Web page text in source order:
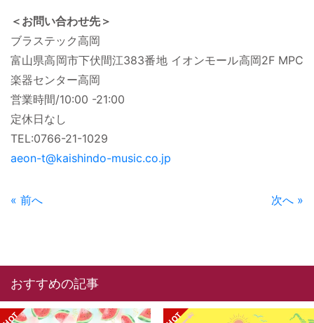
＜お問い合わせ先＞
ブラステック高岡
富山県高岡市下伏間江383番地 イオンモール高岡2F MPC
楽器センター高岡
営業時間/10:00 -21:00
定休日なし
TEL:0766-21-1029
aeon-t@kaishindo-music.co.jp
« 前へ 次へ »
おすすめの記事